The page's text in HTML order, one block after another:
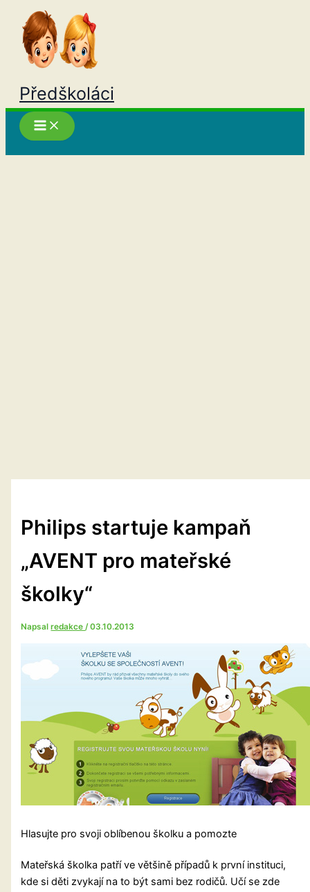
Přeskočit
obsah
Předškoláci
Philips startuje kampaň
„AVENT pro mateřské
školky“
Napsalredakce/03.10.2013
Hlasujte pro svoji oblíbenou školku a pomozte
Mateřská školka patří ve většině případů k první instituci,
kde si děti zvykají na to být sami bez rodičů. Učí se zde